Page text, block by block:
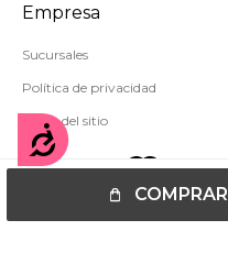
Accesibilidad
COMPRAR
Empresa
Sucursales
Política de privacidad
Mapa del sitio